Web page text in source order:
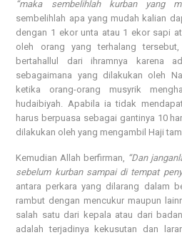
“maka sembelihlah kurban yang
sembelihlah apa yang mudah kalian
dengan 1 ekor unta atau 1 ekor sapi
oleh orang yang terhalang
bertahallul dari ihramnya karena
sebagaimana yang dilakukan oleh
ketika orang-orang musyrik
hudaibiyah. Apabila ia tidak
harus berpuasa sebagai gantinya 10
dilakukan oleh yang mengambil Haji
Kemudian Allah berfirman,
“Dan
sebelum kurban sampai di tempat
antara perkara yang dilarang dalam
rambut dengan mencukur maupun
salah satu dari kepala atau dari
adalah terjadinya kekusutan dan